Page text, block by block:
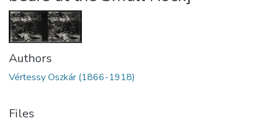
Authors
Vértessy Oszkár (1866-1918)
Files